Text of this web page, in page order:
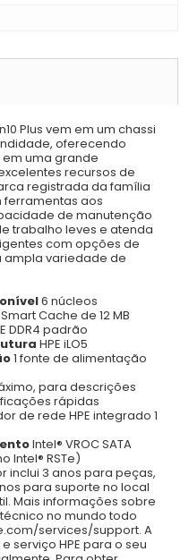
Plus vem em um chassi
oferecendo
uma grande
recursos de
registrada da família
ferramentas aos
de manutenção
trabalho leves e atenda
com opções de
ampla variedade de
6 núcleos
Cache de 12 MB
DDR4 padrão
HPE iLO5
1 fonte de alimentação
para descrições
rápidas
de rede HPE integrado 1
Intel® VROC SATA
Intel® RSTe)
inclui 3 anos para peças,
para suporte no local
Mais informações sobre
no mundo todo
services/support. A
serviço HPE para o seu